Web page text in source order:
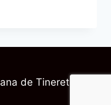
de Tineret